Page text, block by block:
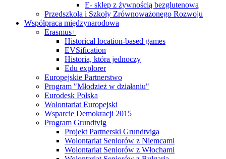
E- sklep z żywnością bezglutenową
Przedszkola i Szkoły Zrównoważonego Rozwoju
Współpraca międzynarodowa
Erasmus+
Historical location-based games
EVSification
Historia, która jednoczy
Edu explorer
Europejskie Partnerstwo
Program "Młodzież w działaniu"
Eurodesk Polska
Wolontariat Europejski
Wsparcie Demokracji 2015
Program Grundtvig
Projekt Partnerski Grundtviga
Wolontariat Seniorów z Niemcami
Wolontariat Seniorów z Włochami